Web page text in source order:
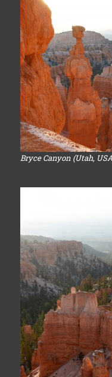
Bryce Canyon (Utah,